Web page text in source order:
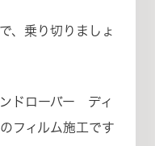
、乗り切りましょ
ドローバー ディ
フィルム施工です